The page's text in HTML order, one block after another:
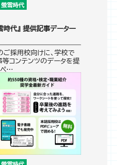
螢雪時代
時代』 提供記事データ一
ご採用校向けに、学校で
コンテンツのデータを提
ペ…